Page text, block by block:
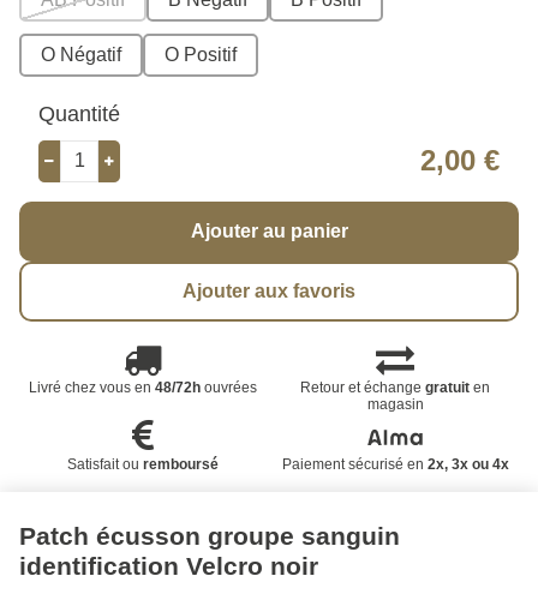
O Négatif O Positif
Quantité
2,00 €
Ajouter au panier
Ajouter aux favoris
Livré chez vous en 48/72houvrées Retour et échangegratuit en
magasin
Satisfait ou remboursé Paiement sécurisé en 2x, 3x ou 4x
Patch écusson groupe sanguin
identification Velcro noir